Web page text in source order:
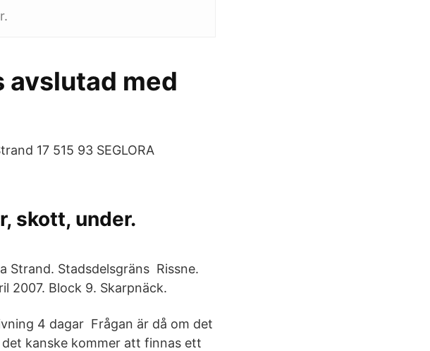
avslutad med
17 515 93 SEGLORA
skott, under.
Strand. Stadsdelsgräns Rissne.
2007. Block 9. Skarpnäck.
4 dagar​ Frågan är då om det
kanske kommer att finnas ett